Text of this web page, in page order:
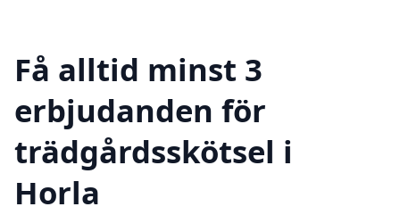
Få alltid minst 3
erbjudanden för
trädgårdsskötsel i
Horla